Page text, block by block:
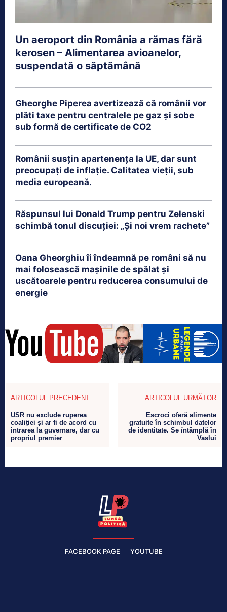
Un aeroport din România a rămas fără
kerosen – Alimentarea avioanelor,
suspendată o săptămână
Gheorghe Piperea avertizează că românii vor
plăti taxe pentru centralele pe gaz și sobe
sub formă de certificate de CO2
Românii susțin apartenența la UE, dar sunt
preocupați de inflație. Calitatea vieții, sub
media europeană.
Răspunsul lui Donald Trump pentru Zelenski
schimbă tonul discuției: „Și noi vrem rachete”
Oana Gheorghiu îi îndeamnă pe români să nu
mai folosească mașinile de spălat și
uscătoarele pentru reducerea consumului de
energie
ARTICOLUL PRECEDENT
USR nu exclude ruperea
coaliției și ar fi de acord cu
intrarea la guvernare, dar cu
propriul premier
ARTICOLUL URMĂTOR
Escroci oferă alimente
gratuite în schimbul datelor
de identitate. Se întâmplă în
Vaslui
FACEBOOK PAGE YOUTUBE